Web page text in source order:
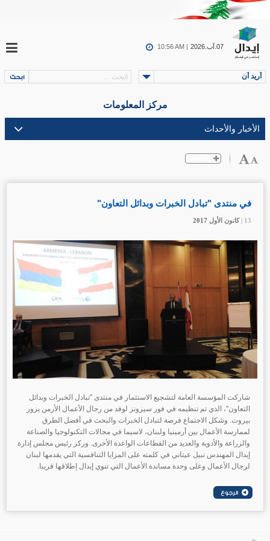
07.آب.2026 10:56 AM |
أريد أن
مركز المعلومات
13 | كانون الأول
في منتدى "تبادل الخبرات وبدائل التعاون"
13 | كانون الأول 13 | كانون الأول
شاركت المؤسسة العامة لتشجيع الاستثمار في منتدى "تبادل الخبرات وبدائل
التعاون"، الذي تم تنظيمه في فور سيزونز لوفد من رجال الأعمال الأرمن يزور
بيروت. وشكل الاجتماع فرصة لتبادل الخبرات والبحث في أفضل الطرق
لممارسة الأعمال بين أرمينيا ولبنان، لاسيما في مجالات التكنولوجيا والصناعة
والزراعة والأدوية والعديد من القطاعات الواعدة الأخرى. وركز رئيس مجلس إدارة
إيدال المهندس نبيل عيتاني في كلمته على المزايا التنافسية التي يقدمها لبنان
لرجال الأعمال وعلى وحدة مساندة الأعمال التي تنوي إيدال إطلاقها قريبا.